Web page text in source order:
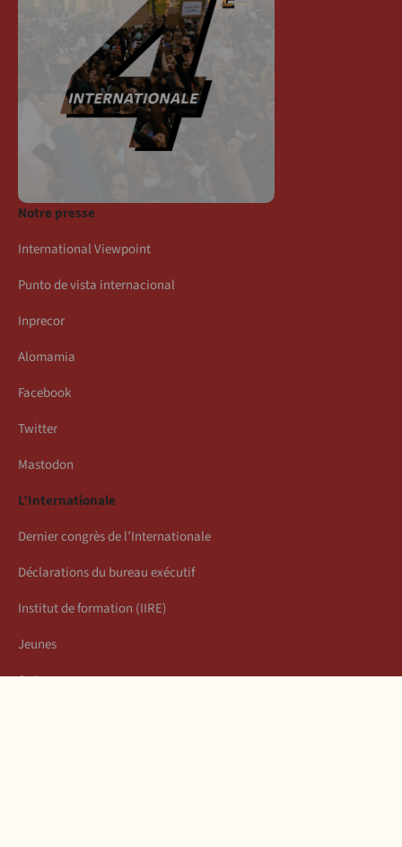
Notre presse
International Viewpoint
Punto de vista internacional
Inprecor
Alomamia
Facebook
Twitter
Mastodon
L’Internationale
Dernier congrès de l’Internationale
Déclarations du bureau exécutif
Institut de formation (IIRE)
Jeunes
Auteurs